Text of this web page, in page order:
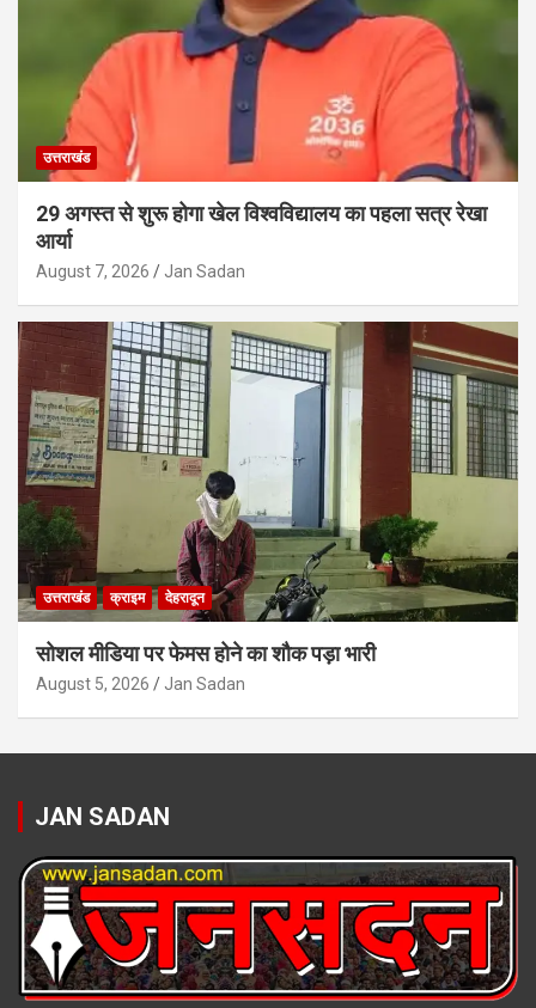
उत्तराखंड
29 अगस्त से शुरू होगा खेल विश्वविद्यालय का पहला सत्र रेखा
आर्या
August 7, 2026 Jan Sadan
उत्तराखंड क्राइम देहरादून
सोशल मीडिया पर फेमस होने का शौक पड़ा भारी
August 5, 2026 Jan Sadan
JAN SADAN